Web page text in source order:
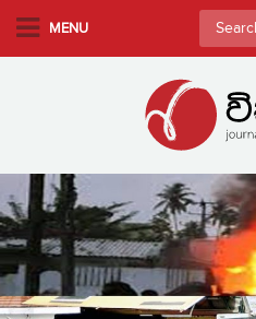
m
a
i
o
MENU
Search
for: